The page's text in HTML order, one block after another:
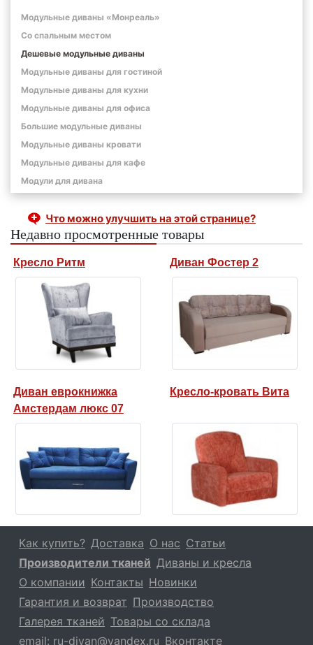
Модульные диваны «Монреаль»
Со спальным местом
Дешевые модульные диваны
Модульные диваны для гостиной
Модульные диваны для кухни
Модульные диваны для офиса
Большие модульные диваны
Модульные диваны кровати
Модульные диваны для кафе
Модули для дивана
Что можно улучшить на этой странице?
Недавно просмотренные товары
Кресло Ритм Диван Фостер 2
Диван еврокнижка
Амстердам люкс 07
Кресло-кровать Вита
Как купить? Доставка О нас Статьи
Производители тканей Диваны и кресла
О компании Контакты Новинки
Гарантия и возврат Производство
Галерея тканей Товары со склада
email: ru-divan@yandex.ru Вконтакте